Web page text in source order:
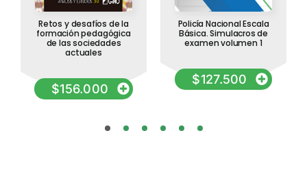
Retos y desafíos de la
formación pedagógica
de las sociedades
actuales
$156.000
Policía Nacional Escala
Básica. Simulacros de
examen volumen 1
$127.500